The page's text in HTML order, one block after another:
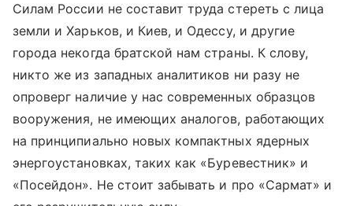
Силам России не составит труда стереть с лица
земли и Харьков, и Киев, и Одессу, и другие
города некогда братской нам страны. К слову,
никто же из западных аналитиков ни разу не
опроверг наличие у нас современных образцов
вооружения, не имеющих аналогов, работающих
на принципиально новых компактных ядерных
энергоустановках, таких как «Буревестник» и
«Посейдон». Не стоит забывать и про «Сармат» и